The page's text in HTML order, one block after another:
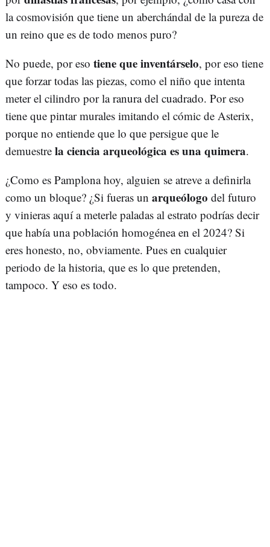
la cosmovisión que tiene un aberchándal de la pureza de
un reino que es de todo menos puro?
No puede, por eso tiene que inventárselo, por eso tiene
que forzar todas las piezas, como el niño que intenta
meter el cilindro por la ranura del cuadrado. Por eso
tiene que pintar murales imitando el cómic de Asterix,
porque no entiende que lo que persigue que le
demuestre la ciencia arqueológica es una quimera.
¿Como es Pamplona hoy, alguien se atreve a definirla
como un bloque? ¿Si fueras un arqueólogo del futuro
y vinieras aquí a meterle paladas al estrato podrías decir
que había una población homogénea en el 2024? Si
eres honesto, no, obviamente. Pues en cualquier
periodo de la historia, que es lo que pretenden,
tampoco. Y eso es todo.